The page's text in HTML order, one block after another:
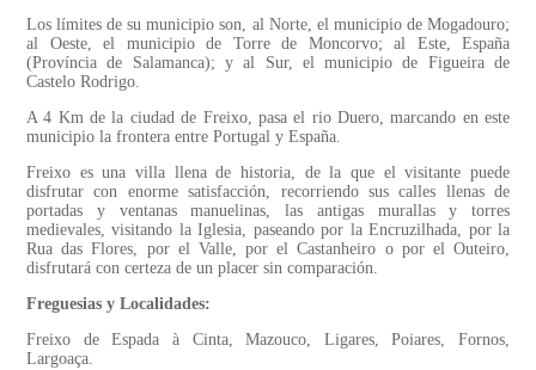
Los límites de su municipio son, al Norte, el municipio de Mogadouro;
al Oeste, el municipio de Torre de Moncorvo; al Este, España
(Província de Salamanca); y al Sur, el municipio de Figueira de
Castelo Rodrigo.
A 4 Km de la ciudad de Freixo, pasa el rio Duero, marcando en este
municipio la frontera entre Portugal y España.
Freixo es una villa llena de historia, de la que el visitante puede
disfrutar con enorme satisfacción, recorriendo sus calles llenas de
portadas y ventanas manuelinas, las antigas murallas y torres
medievales, visitando la Iglesia, paseando por la Encruzilhada, por la
Rua das Flores, por el Valle, por el Castanheiro o por el Outeiro,
disfrutará con certeza de un placer sin comparación.
Freguesias y Localidades:
Freixo de Espada à Cinta, Mazouco, Ligares, Poiares, Fornos,
Largoaça.